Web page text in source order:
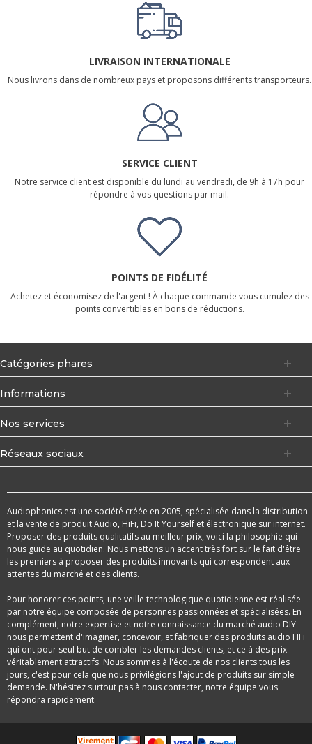
LIVRAISON INTERNATIONALE
Nous livrons dans de nombreux pays et proposons différents transporteurs.
SERVICE CLIENT
Notre service client est disponible du lundi au vendredi, de 9h à 17h pour
répondre à vos questions par mail.
POINTS DE FIDÉLITÉ
Achetez et économisez de l'argent ! À chaque commande vous cumulez des
points convertibles en bons de réductions.
Catégories phares
Informations
Nos services
Réseaux sociaux
Audiophonics est une société créée en 2005, spécialisée dans la distribution
et la vente de produit Audio, HiFi, Do It Yourself et électronique sur internet.
Proposer des produits qualitatifs au meilleur prix, voici la philosophie qui
nous guide au quotidien. Nous mettons un accent très fort sur le fait d'être
les premiers à proposer des produits innovants qui correspondent aux
attentes du marché et des clients.
Pour honorer ces points, une veille technologique quotidienne est réalisée
par notre équipe composée de personnes passionnées et spécialisées. En
complément, notre expertise et notre connaissance du marché audio DIY
nous permettent d'imaginer, concevoir, et fabriquer des produits audio HFi
qui ont pour seul but de combler les demandes clients, et ce à des prix
véritablement attractifs. Nous sommes à l'écoute de nos clients tous les
jours, c'est pour cela que nous privilégions l'ajout de produits sur simple
demande. N'hésitez surtout pas à nous contacter, notre équipe vous
répondra rapidement.